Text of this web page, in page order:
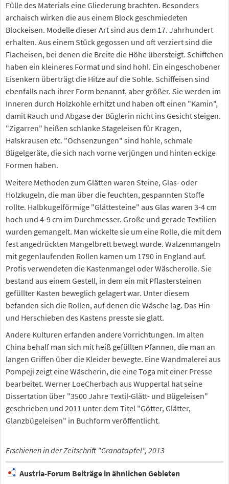
Fülle des Materials eine Gliederung brachten. Besonders
archaisch wirken die aus einem Block geschmiedeten
Blockeisen. Modelle dieser Art sind aus dem 17. Jahrhundert
erhalten. Aus einem Stück gegossen und oft verziert sind die
Flacheisen, bei denen die Breite die Höhe übersteigt. Schiffchen
haben ein kleineres Format und sind hohl. Ein eingeschobener
Eisenkern überträgt die Hitze auf die Sohle. Schiffeisen sind
ebenfalls nach ihrer Form benannt, aber größer. Sie werden im
Inneren durch Holzkohle erhitzt und haben oft einen "Kamin",
damit Rauch und Abgase der Büglerin nicht ins Gesicht steigen.
"Zigarren" heißen schlanke Stageleisen für Kragen,
Halskrausen etc. "Ochsenzungen" sind hohle, schmale
Bügelgeräte, die sich nach vorne verjüngen und hinten eckige
Formen haben.
Weitere Methoden zum Glätten waren Steine, Glas- oder
Holzkugeln, die man über die feuchten, gespannten Stoffe
rollte. Halbkugelförmige "Glättesteine" aus Glas waren 3-4 cm
hoch und 4-9 cm im Durchmesser. Große und gerade Textilien
wurden gemangelt. Man wickelte sie um eine Rolle, die mit dem
fest angedrückten Mangelbrett bewegt wurde. Walzenmangeln
mit gegenlaufenden Rollen kamen um 1790 in England auf.
Profis verwendeten die Kastenmangel oder Wäscherolle. Sie
bestand aus einem Gestell, in dem ein mit Pflastersteinen
gefüllter Kasten beweglich gelagert war. Unter diesem
befanden sich die Rollen, auf denen die Wäsche lag. Das Hin-
und Herschieben des Kastens presste sie glatt.
Andere Kulturen erfanden andere Vorrichtungen. Im alten
China behalf man sich mit heiß gefüllten Pfannen, die man an
langen Griffen über die Kleider bewegte. Eine Wandmalerei aus
Pompeji zeigt eine Wäscherin, die eine Toga mit einer Presse
bearbeitet. Werner LoeCherbach aus Wuppertal hat seine
Dissertation über "3500 Jahre Textil-Glätt- und Bügeleisen"
geschrieben und 2011 unter dem Titel "Götter, Glätter,
Glanzbügeleisen" in Buchform veröffentlicht.
Erschienen in der Zeitschrift "Granatapfel", 2013
Austria-Forum Beiträge in ähnlichen Gebieten